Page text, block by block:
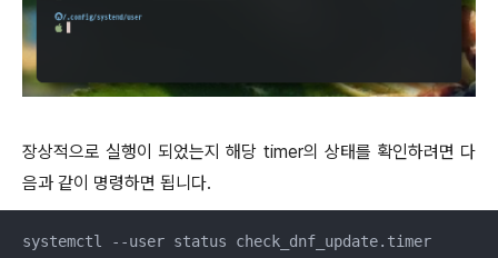
장상적으로 실행이 되었는지 해당 timer의 상태를 확인하려면 다
음과 같이 명령하면 됩니다.
systemctl --user status check_dnf_update.timer